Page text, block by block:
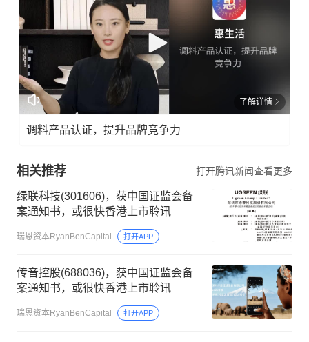
了解详情
调料产品认证，提升品牌竞争力
相关推荐 打开腾讯新闻查看更多
绿联科技(301606)，获中国证监会备
案通知书，或很快香港上市聆讯
瑞恩资本RyanBenCapital 打开APP
传音控股(688036)，获中国证监会备
案通知书，或很快香港上市聆讯
瑞恩资本RyanBenCapital 打开APP